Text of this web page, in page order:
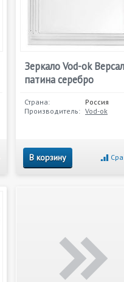
Зеркало Vod-ok
патина серебро
Страна:
Россия
Производитель: Vod-ok
В корзину